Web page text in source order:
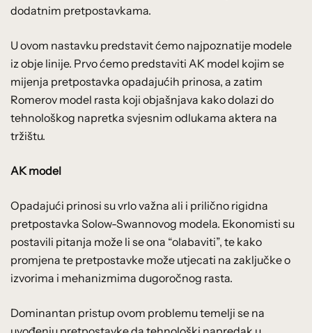
dodatnim pretpostavkama.
U ovom nastavku predstavit ćemo najpoznatije modele
iz obje linije. Prvo ćemo predstaviti AK model kojim se
mijenja pretpostavka opadajućih prinosa, a zatim
Romerov model rasta koji objašnjava kako dolazi do
tehnološkog napretka svjesnim odlukama aktera na
tržištu.
AK model
Opadajući prinosi su vrlo važna ali i prilično rigidna
pretpostavka Solow-Swannovog modela. Ekonomisti su
postavili pitanja može li se ona “olabaviti”, te kako
promjena te pretpostavke može utjecati na zaključke o
izvorima i mehanizmima dugoročnog rasta.
Dominantan pristup ovom problemu temelji se na